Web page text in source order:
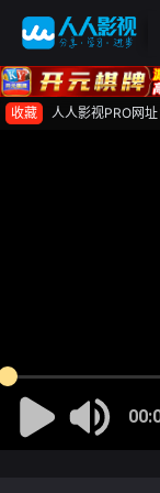
收藏 人人影视PRO网址